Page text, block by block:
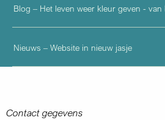
Blog – Het leven weer kleur geven -
Nieuws – Website in nieuw jasje
Contact gegevens